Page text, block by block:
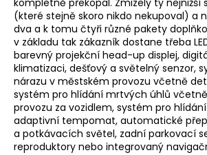
kompletně překopal. Zmizely ty nejnižší
(které stejně skoro nikdo nekupoval) a
dva a k tomu čtyři různé pakety
v základu tak zákazník dostane třeba
barevný projekční head-up displej,
klimatizaci, dešťový a světelný senzor,
nárazu v městském provozu včetně
systém pro hlídání mrtvých úhlů
provozu za vozidlem, systém pro
adaptivní tempomat, automatické
a potkávacích světel, zadní parkovací
reproduktory nebo integrovaný